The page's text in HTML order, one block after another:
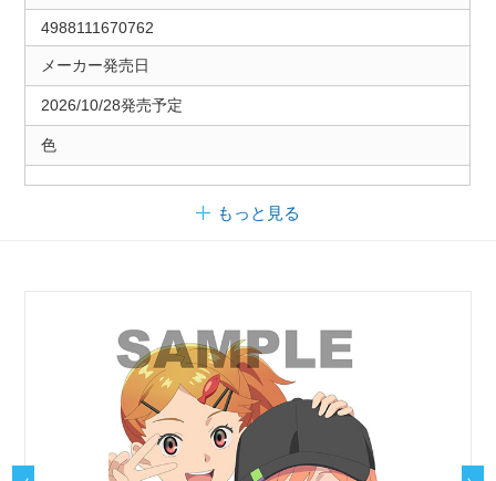
4988111670762
メーカー発売日
2026/10/28発売予定
色
もっと見る